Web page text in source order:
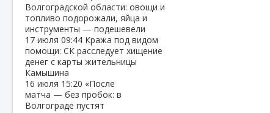
Волгоградской области: овощи и
топливо подорожали, яйца и
инструменты — подешевели
17 июля 09:44 Кража под видом
помощи: СК расследует хищение
денег с карты жительницы
Камышина
16 июля 15:20 «После
матча — без пробок: в
Волгограде пустят